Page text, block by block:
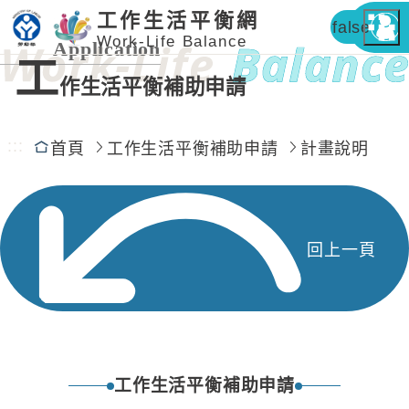
工作生活平衡網
Work-Life Balance
false
Application
工作生活平衡補助申請
::: 首頁 工作生活平衡補助申請 計畫說明
回上一頁
工作生活平衡補助申請